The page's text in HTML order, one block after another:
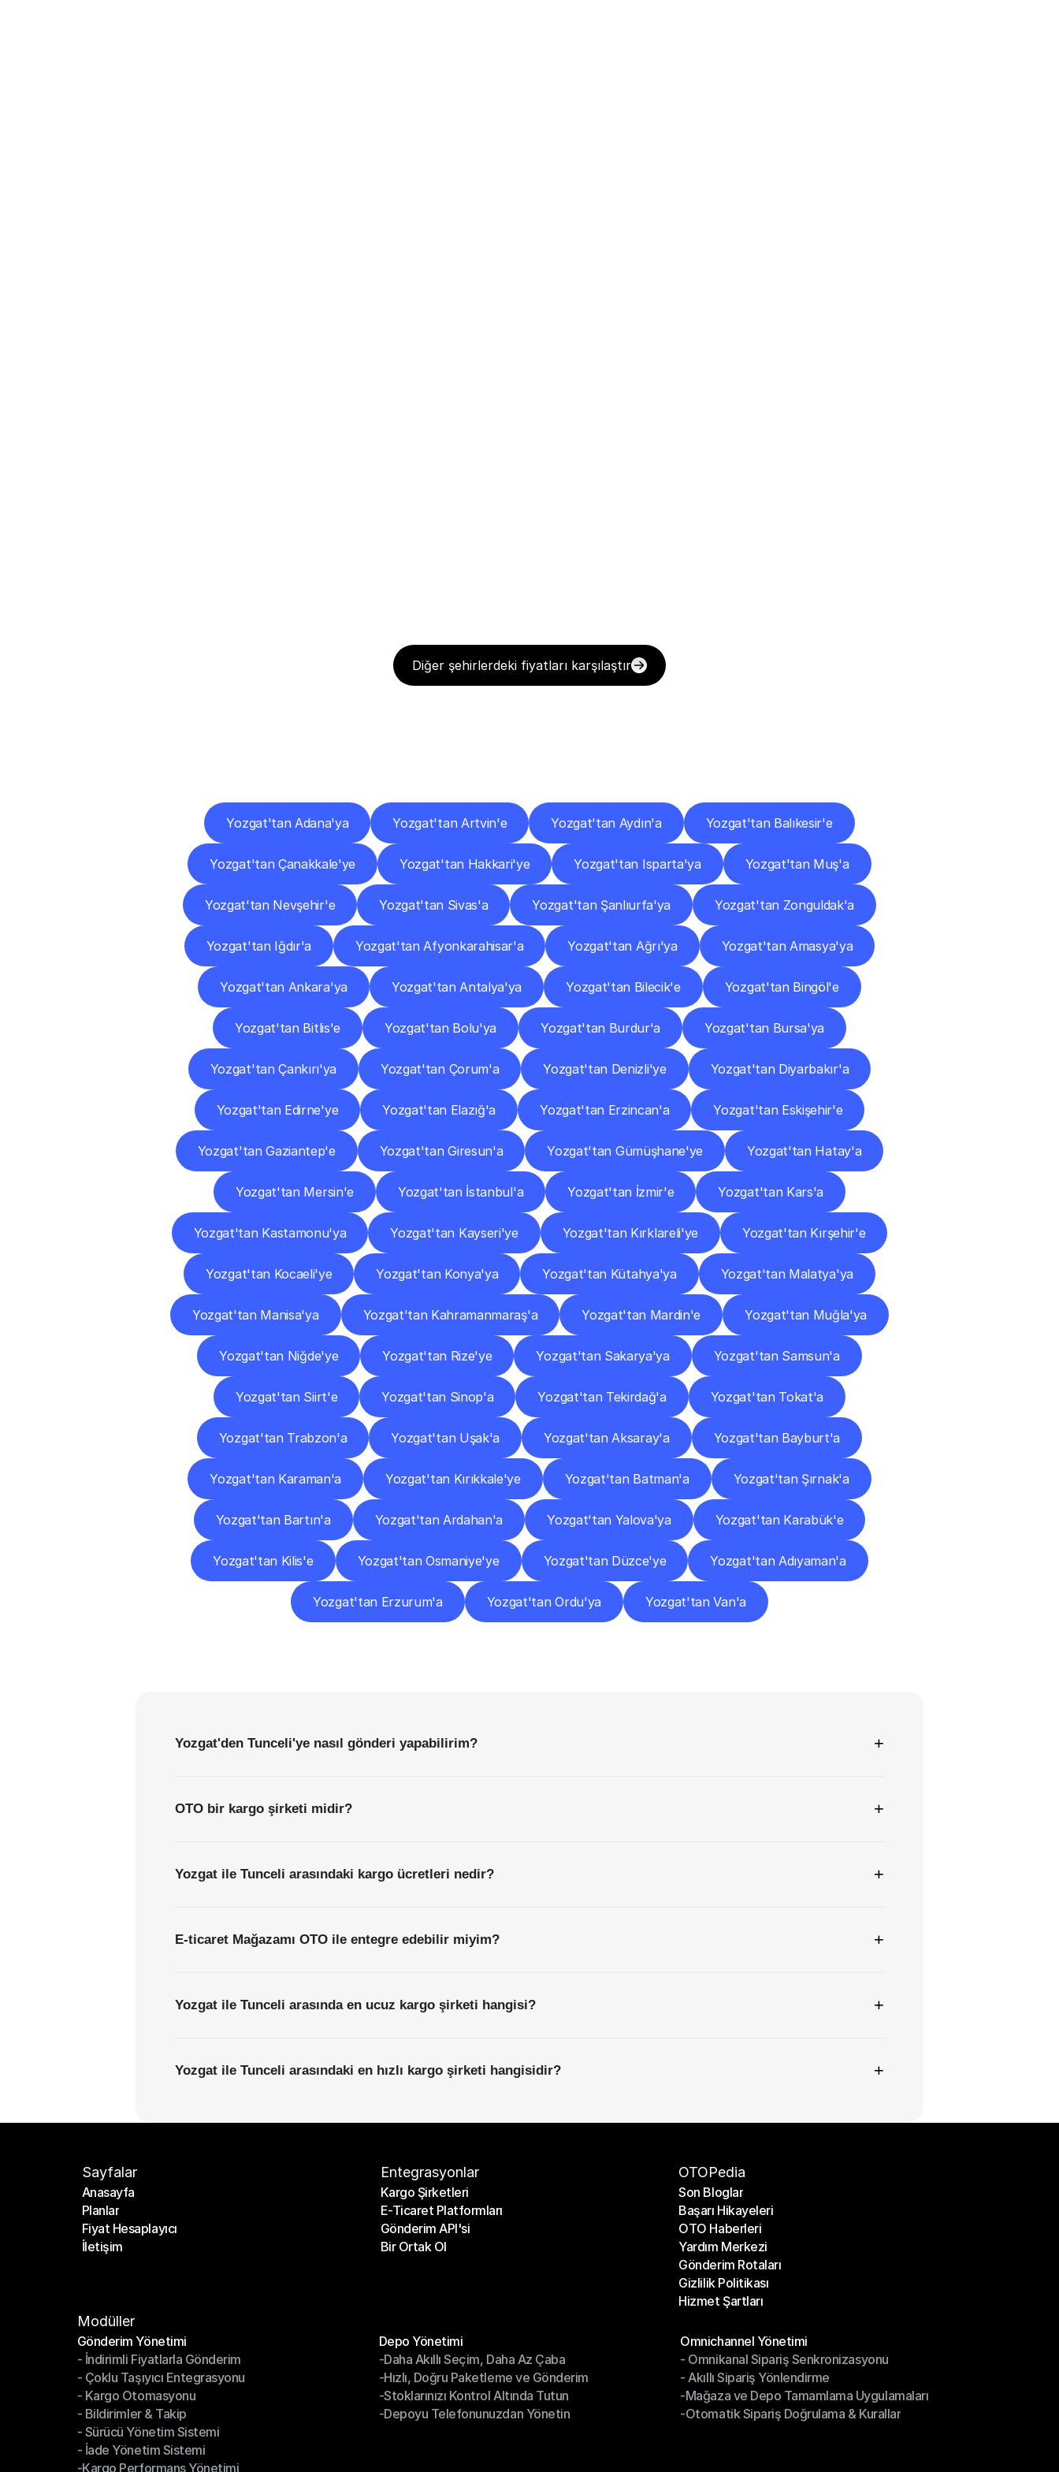
Diğer şehirlerdeki fiyatları karşılaştır
Yozgat'tan Adana'ya Yozgat'tan Artvin'e Yozgat'tan Aydın'a Yozgat'tan Balıkesir'e
Yozgat'tan Çanakkale'ye Yozgat'tan Hakkari'ye Yozgat'tan Isparta'ya Yozgat'tan Muş'a
Yozgat'tan Nevşehir'e Yozgat'tan Sivas'a Yozgat'tan Şanlıurfa'ya Yozgat'tan Zonguldak'a
Yozgat'tan Iğdır'a Yozgat'tan Afyonkarahisar'a Yozgat'tan Ağrı'ya Yozgat'tan Amasya'ya
Yozgat'tan Ankara'ya Yozgat'tan Antalya'ya Yozgat'tan Bilecik'e Yozgat'tan Bingöl'e
Yozgat'tan Bitlis'e Yozgat'tan Bolu'ya Yozgat'tan Burdur'a Yozgat'tan Bursa'ya
Yozgat'tan Çankırı'ya Yozgat'tan Çorum'a Yozgat'tan Denizli'ye Yozgat'tan Diyarbakır'a
Yozgat'tan Edirne'ye Yozgat'tan Elazığ'a Yozgat'tan Erzincan'a Yozgat'tan Eskişehir'e
Yozgat'tan Gaziantep'e Yozgat'tan Giresun'a Yozgat'tan Gümüşhane'ye Yozgat'tan Hatay'a
Yozgat'tan Mersin'e Yozgat'tan İstanbul'a Yozgat'tan İzmir'e Yozgat'tan Kars'a
Yozgat'tan Kastamonu'ya Yozgat'tan Kayseri'ye Yozgat'tan Kırklareli'ye Yozgat'tan Kırşehir'e
Yozgat'tan Kocaeli'ye Yozgat'tan Konya'ya Yozgat'tan Kütahya'ya Yozgat'tan Malatya'ya
Yozgat'tan Manisa'ya Yozgat'tan Kahramanmaraş'a Yozgat'tan Mardin'e Yozgat'tan Muğla'ya
Yozgat'tan Niğde'ye Yozgat'tan Rize'ye Yozgat'tan Sakarya'ya Yozgat'tan Samsun'a
Yozgat'tan Siirt'e Yozgat'tan Sinop'a Yozgat'tan Tekirdağ'a Yozgat'tan Tokat'a
Yozgat'tan Trabzon'a Yozgat'tan Uşak'a Yozgat'tan Aksaray'a Yozgat'tan Bayburt'a
Yozgat'tan Karaman'a Yozgat'tan Kırıkkale'ye Yozgat'tan Batman'a Yozgat'tan Şırnak'a
Yozgat'tan Bartın'a Yozgat'tan Ardahan'a Yozgat'tan Yalova'ya Yozgat'tan Karabük'e
Yozgat'tan Kilis'e Yozgat'tan Osmaniye'ye Yozgat'tan Düzce'ye Yozgat'tan Adıyaman'a
Yozgat'tan Erzurum'a Yozgat'tan Ordu'ya Yozgat'tan Van'a
Yozgat'den Tunceli'ye nasıl gönderi yapabilirim? +
OTO bir kargo şirketi midir? +
Yozgat ile Tunceli arasındaki kargo ücretleri nedir? +
E-ticaret Mağazamı OTO ile entegre edebilir miyim? +
Yozgat ile Tunceli arasında en ucuz kargo şirketi hangisi? +
Yozgat ile Tunceli arasındaki en hızlı kargo şirketi hangisidir? +
Sayfalar
Anasayfa
Anasayfa
Planlar
Planlar
Fiyat Hesaplayıcı
Fiyat Hesaplayıcı
İletişim
Entegrasyonlar
Kargo Şirketleri
Kargo Şirketleri
E-Ticaret Platformları
E-Ticaret Platformları
Gönderim API'si
Gönderim API'si
Bir Ortak Ol
OTOPedia
Son Bloglar
Son Bloglar
Başarı Hikayeleri
Başarı Hikayeleri
OTO Haberleri
OTO Haberleri
Yardım Merkezi
Yardım Merkezi
Gönderim Rotaları
Gönderim Rotaları
Gizlilik Politikası
Gizlilik Politikası
Hizmet Şartları
Modüller
Gönderim Yönetimi
Gönderim Yönetimi
- İndirimli Fiyatlarla Gönderim
- İndirimli Fiyatlarla Gönderim
- Çoklu Taşıyıcı Entegrasyonu
- Çoklu Taşıyıcı Entegrasyonu
- Kargo Otomasyonu
- Kargo Otomasyonu
- Bildirimler & Takip
- Bildirimler & Takip
- Sürücü Yönetim Sistemi
- Sürücü Yönetim Sistemi
- İade Yönetim Sistemi
- İade Yönetim Sistemi
-Kargo Performans Yönetimi
Depo Yönetimi
Depo Yönetimi
-Daha Akıllı Seçim, Daha Az Çaba
-Daha Akıllı Seçim, Daha Az Çaba
-Hızlı, Doğru Paketleme ve Gönderim
-Hızlı, Doğru Paketleme ve Gönderim
-Stoklarınızı Kontrol Altında Tutun
-Stoklarınızı Kontrol Altında Tutun
-Depoyu Telefonunuzdan Yönetin
Omnichannel Yönetimi
Omnichannel Yönetimi
- Omnikanal Sipariş Senkronizasyonu
- Omnikanal Sipariş Senkronizasyonu
- Akıllı Sipariş Yönlendirme
- Akıllı Sipariş Yönlendirme
-Mağaza ve Depo Tamamlama Uygulamaları
-Mağaza ve Depo Tamamlama Uygulamaları
-Otomatik Sipariş Doğrulama & Kurallar